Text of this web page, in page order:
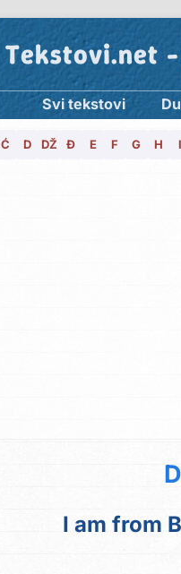
Tekstovi.net
Svi tekstovi
Ć D DŽ Đ E F G H I
I am from